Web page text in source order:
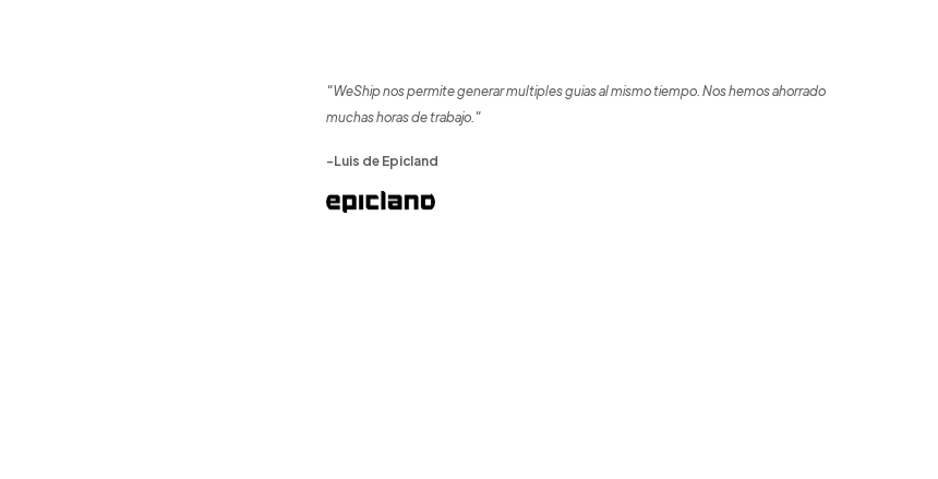
"WeShip nos permite generar multiples guias al mismo tiempo. Nos hemos ahorrado
muchas horas de trabajo."
-Luis de Epicland